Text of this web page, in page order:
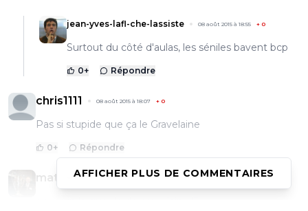
jean-yves-lafl-che-lassiste 08 août 2015 à 18:55 + 0
Surtout du côté d'aulas, les séniles bavent bcp
0+ Répondre
chris1111 08 août 2015 à 18:07 + 0
Pas si stupide que ça le Gravelaine
0+ Répondre
mat-dudu 08 août 2015 à 17:27 +0
AFFICHER PLUS DE COMMENTAIRES